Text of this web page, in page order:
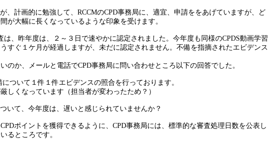
、計画的に勉強して、RCCMのCPD事務局に、適宜、申請ををあげていますが、ど
が大幅に長くなっているような印象を受けます。
は、昨年度は、２～３日で速やかに認定されました。今年度も同様のCPDS動画学習
すぐ１ケ月が経過しますが、未だに認定されません。不備を指摘されたエビデンス
のか、メールと電話でCPD事務局に問い合わせところ以下の回答でした。
ついて１件１件エビデンスの照合を行っております。
しくなっています（担当者が変わったため？）
いて、今年度は、遅いと感じられていませんか？
ポイントを獲得できるように、CPD事務局には、標準的な審査処理日数を公表し
るところです。